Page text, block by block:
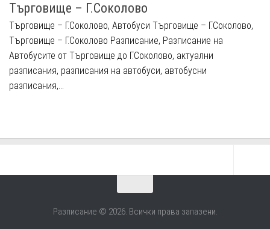
Търговище – Г.Соколово
Търговище – Г.Соколово, Автобуси Търговище – Г.Соколово,
Търговище – Г.Соколово Разписание, Разписание на
Автобусите от Търговище до Г.Соколово, актуални
разписания, разписания на автобуси, автобусни
разписания,...
Разписание © 2026. Всички права запазени.